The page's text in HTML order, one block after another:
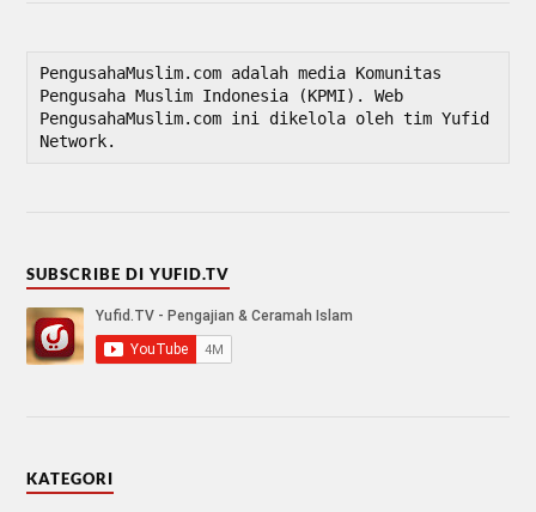
PengusahaMuslim.com adalah media Komunitas
Pengusaha Muslim Indonesia (KPMI). Web
PengusahaMuslim.com ini dikelola oleh tim Yufid
Network.
SUBSCRIBE DI YUFID.TV
KATEGORI